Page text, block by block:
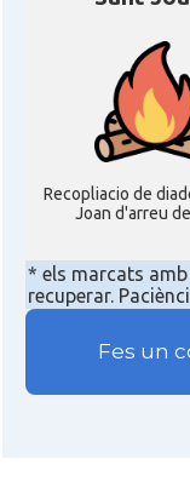
Recopliacio de
Joan d'arreu
* els marcats
recuperar.
Fes un